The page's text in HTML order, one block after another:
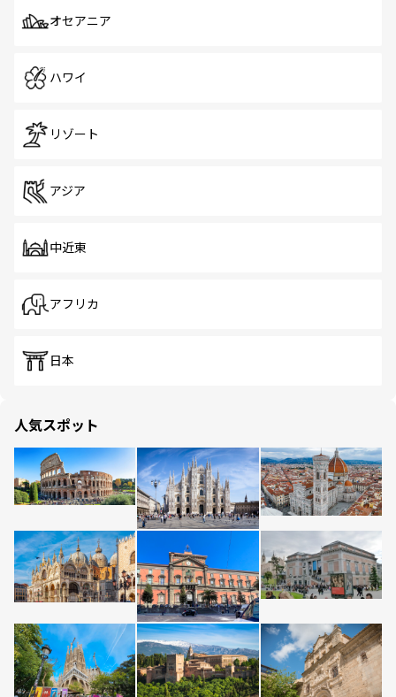
オセアニア
ハワイ
リゾート
アジア
中近東
アフリカ
日本
人気スポット